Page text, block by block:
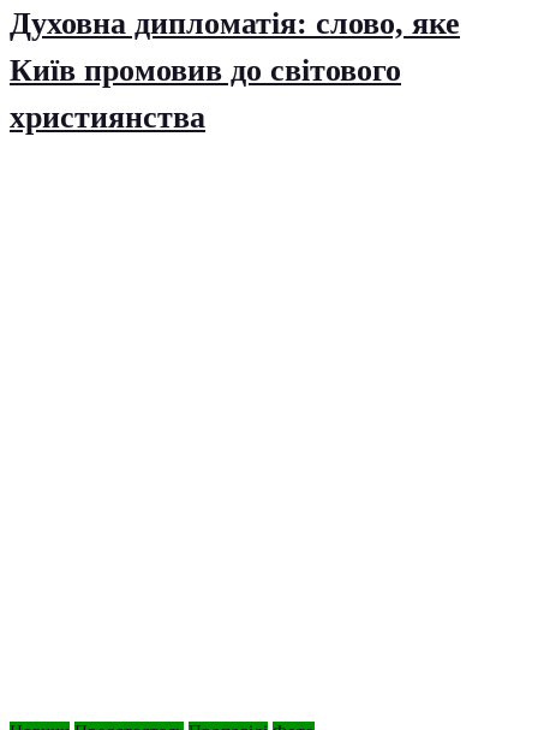
Духовна дипломатія: слово, яке
Київ промовив до світового
християнства